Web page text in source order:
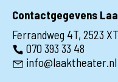
Contactgegevens
Ferrandweg 4T, 2523
070 393 33 48
info@laaktheater.nl